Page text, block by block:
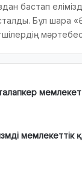
бастап
Бұл шара
мемлекеттік